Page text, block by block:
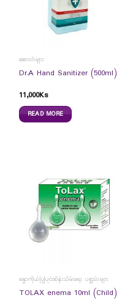
ဆေးဝါးများ
Dr.A Hand Sanitizer (500ml)
11,000Ks
READ MORE
ခန္ဓာကိုယ်ပြုပြင်ထိန်းသိမ်းရေး ပစ္စည်းများ
TOLAX enema 10ml (Child)